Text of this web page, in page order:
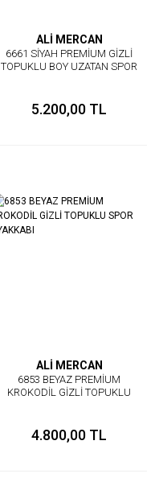
ALİ MERCAN
6661 SİYAH PREMİUM GİZLİ
TOPUKLU BOY UZATAN SPOR
5.200,00 TL
ALİ MERCAN
6853 BEYAZ PREMİUM
KROKODİL GİZLİ TOPUKLU
4.800,00 TL